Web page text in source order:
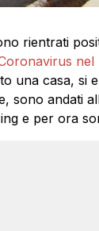
rientrati
nel
una casa, si
sono andati
e per ora